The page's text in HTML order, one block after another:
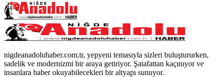
nigdeanadoluhaber.com.tr, yepyeni temasıyla sizleri buluştururken,
sadelik ve modernizmi bir araya getiriyor. Şatafattan kaçınıyor ve
insanlara haber okuyabilecekleri bir altyapı sunuyor.